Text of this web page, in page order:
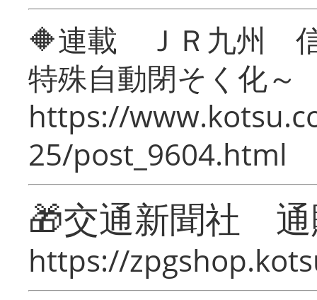
🔶連載 ＪＲ九州 信
特殊自動閉そく化～
https://
25/post_9604.html
🎁交通新聞社
https://